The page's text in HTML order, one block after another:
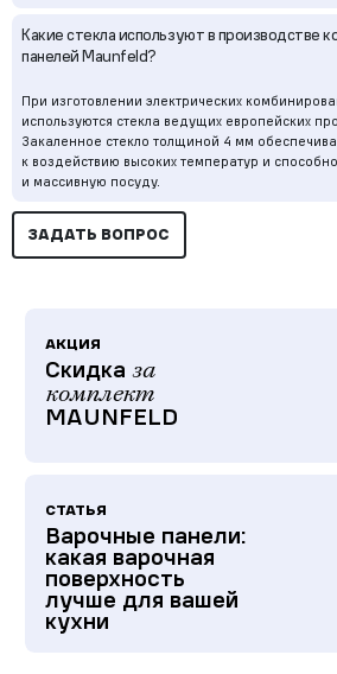
Какие стекла используют в производстве
панелей Maunfeld?
При изготовлении электрических
используются стекла ведущих европейских
Закаленное стекло толщиной 4 мм
к воздействию высоких температур и
и массивную посуду.
ЗАДАТЬ ВОПРОС
АКЦИЯ
Скидка за
комплект
MAUNFELD
СТАТЬЯ
Варочные панели:
какая варочная
поверхность
лучше для вашей
кухни